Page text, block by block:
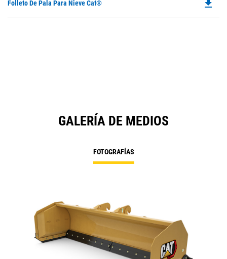
Folleto De Pala Para Nieve Cat® file_download
GALERÍA DE MEDIOS
FOTOGRAFÍAS